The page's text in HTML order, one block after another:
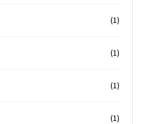
(1)
(1)
(1)
(1)